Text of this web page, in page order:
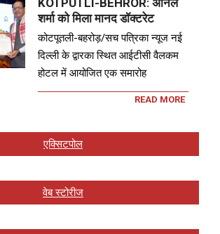
KOTPUTLI-BEHROR: अनिल
शर्मा को मिला मानद डॉक्टरेट
कोटपूतली-बहरोड़/सच पत्रिका न्यूज नई
दिल्ली के द्वारका स्थित आईटीसी वैलकम
होटल में आयोजित एक समारोह
READ MORE
एक्सिटपोल
वेब स्टोरीज